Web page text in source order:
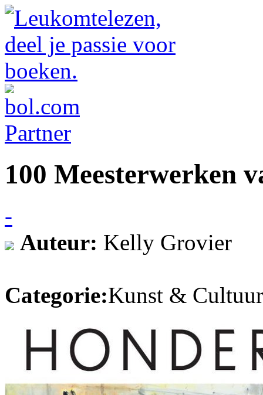
100 Meesterwerken
-
Auteur: Kelly Grovier
Categorie:Kunst &